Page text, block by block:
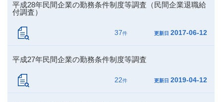
平成28年民間企業の勤務条件制度等調査（民間企業退職給
付調査）
37件 更新日 2017-06-12
平成27年民間企業の勤務条件制度等調査
22件 更新日 2019-04-12